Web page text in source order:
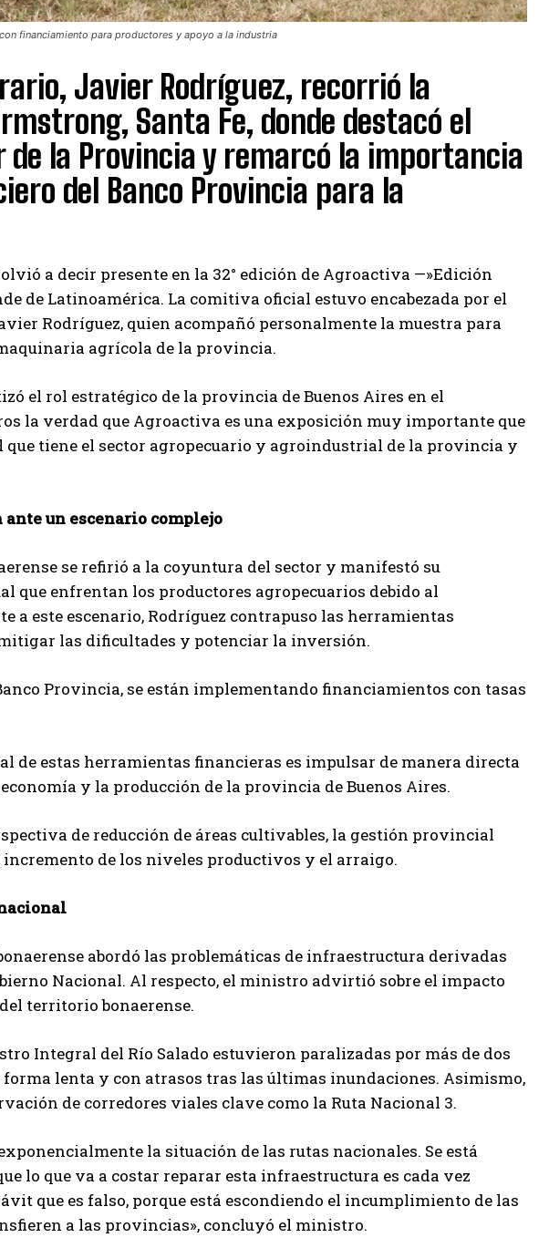
financiamiento para productores y apoyo a la industria
Javier Rodríguez, recorrió la
Santa Fe, donde destacó el
la Provincia y remarcó la importancia
del Banco Provincia para la
a decir presente en la 32° edición de Agroactiva —»Edición
de Latinoamérica. La comitiva oficial estuvo encabezada por el
Rodríguez, quien acompañó personalmente la muestra para
agrícola de la provincia.
el rol estratégico de la provincia de Buenos Aires en el
la verdad que Agroactiva es una exposición muy importante que
tiene el sector agropecuario y agroindustrial de la provincia y
un escenario complejo
se refirió a la coyuntura del sector y manifestó su
que enfrentan los productores agropecuarios debido al
a este escenario, Rodríguez contrapuso las herramientas
las dificultades y potenciar la inversión.
Provincia, se están implementando financiamientos con tasas
de estas herramientas financieras es impulsar de manera directa
y la producción de la provincia de Buenos Aires.
de reducción de áreas cultivables, la gestión provincial
de los niveles productivos y el arraigo.
abordó las problemáticas de infraestructura derivadas
Nacional. Al respecto, el ministro advirtió sobre el impacto
territorio bonaerense.
Integral del Río Salado estuvieron paralizadas por más de dos
lenta y con atrasos tras las últimas inundaciones. Asimismo,
de corredores viales clave como la Ruta Nacional 3.
la situación de las rutas nacionales. Se está
lo que va a costar reparar esta infraestructura es cada vez
que es falso, porque está escondiendo el incumplimiento de las
a las provincias», concluyó el ministro.